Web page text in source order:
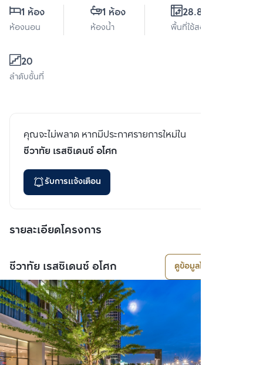
1 ห้อง
ห้องนอน
1 ห้อง
ห้องน้ำ
28.86 ตร.ม.
พื้นที่ใช้สอย
20
ลำดับชั้นที่
คุณจะไม่พลาด หากมีประกาศรายการใหม่ใน
ชีวาทัย เรสซิเดนซ์ อโศก
รับการแจ้งเตือน
รายละเอียดโครงการ
ชีวาทัย เรสซิเดนซ์ อโศก ดูข้อมูลโครงการ